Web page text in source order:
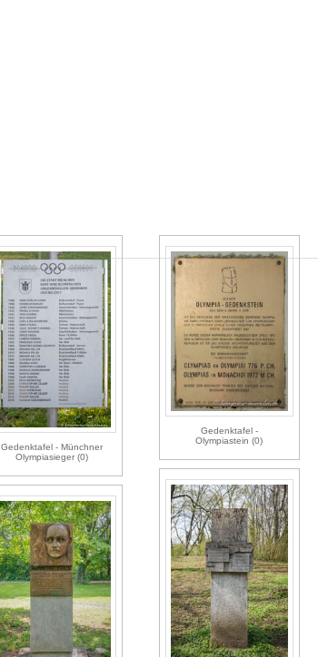
Gedenktafel - Münchner
Olympiasieger (0)
Gedenktafel -
Olympiastein (0)